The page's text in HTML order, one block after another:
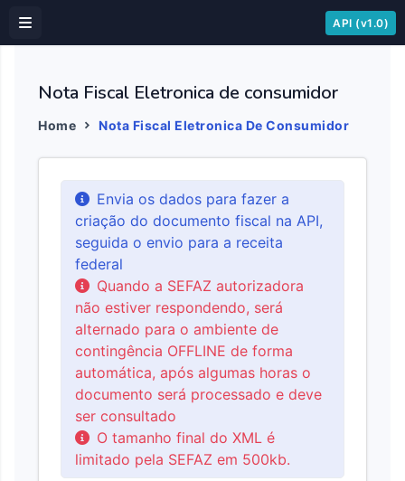
API (v1.0)
Nota Fiscal Eletronica de consumidor
Home Nota Fiscal Eletronica De Consumidor
Envia os dados para fazer a
criação do documento fiscal na API,
seguida o envio para a receita
federal
Quando a SEFAZ autorizadora
não estiver respondendo, será
alternado para o ambiente de
contingência OFFLINE de forma
automática, após algumas horas o
documento será processado e deve
ser consultado
O tamanho final do XML é
limitado pela SEFAZ em 500kb.